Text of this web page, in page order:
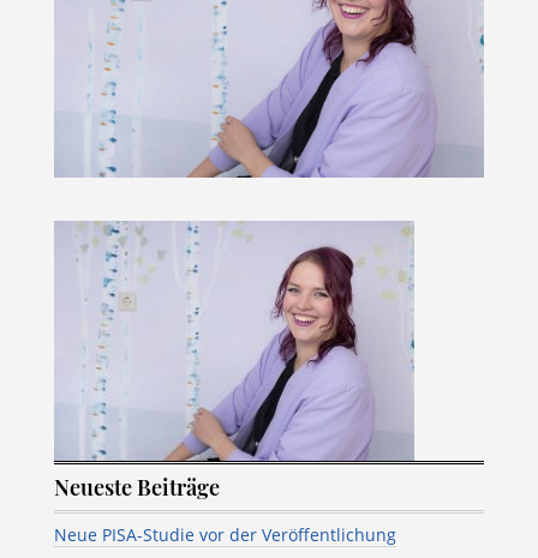
Neueste Beiträge
Neue PISA-Studie vor der Veröffentlichung